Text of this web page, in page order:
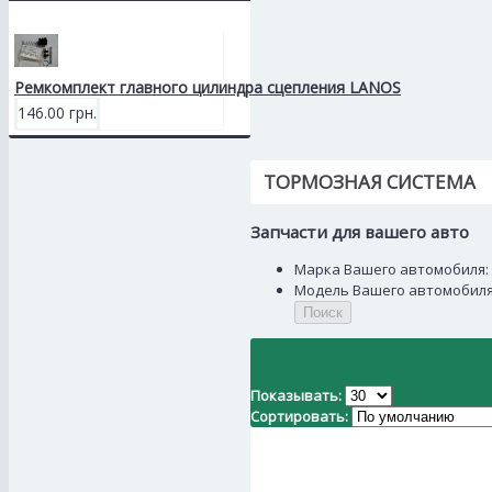
Ремкомплект главного цилиндра сцепления LANOS
146.00 грн.
ТОРМОЗНАЯ СИСТЕМА
Запчасти для вашего авто
Марка Вашего автомобиля:
Модель Вашего
Поиск
Показывать:
Сортировать: